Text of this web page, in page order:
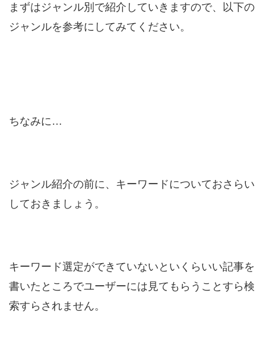
まずはジャンル別で紹介していきますので、以下の
ジャンルを参考にしてみてください。
ちなみに…
ジャンル紹介の前に、キーワードについておさらい
しておきましょう。
キーワード選定ができていないといくらいい記事を
書いたところでユーザーには見てもらうことすら検
索すらされません。